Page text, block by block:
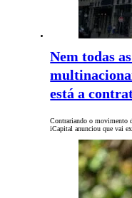
Nem todas
está a
Contrariando o movimento
iCapital anunciou que vai